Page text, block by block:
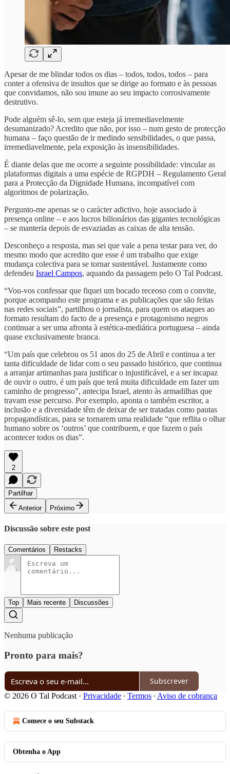
Apesar de me blindar todos os dias – todos, todos, todos – para
conter a ofensiva de insultos que se dirige ao formato e às pessoas
que convidamos, não sou imune ao seu impacto corrosivamente
destrutivo.
Pode alguém sê-lo, sem que esteja já irremediavelmente
desumanizado? Acredito que não, por isso – num gesto de protecção
humana – faço questão de ir medindo sensibilidades, o que passa,
irremediavelmente, pela exposição às insensibilidades.
É diante delas que me ocorre a seguinte possibilidade: vincular as
plataformas digitais a uma espécie de RGPDH – Regulamento Geral
para a Protecção da Dignidade Humana, incompatível com
algoritmos de polarização.
Pergunto-me apenas se o carácter adictivo, hoje associado à
presença online – e aos lucros bilionários das gigantes tecnológicas
– se manteria depois de esvaziadas as caixas de alta tensão.
Desconheço a resposta, mas sei que vale a pena testar para ver, do
mesmo modo que acredito que esse é um trabalho que exige
mudança colectiva para se tornar sustentável. Justamente como
defendeu Israel Campos, aquando da passagem pelo O Tal Podcast.
“Vou-vos confessar que fiquei um bocado receoso com o convite,
porque acompanho este programa e as publicações que são feitas
nas redes sociais”, partilhou o jornalista, para quem os ataques ao
formato resultam do facto de a presença e protagonismo negros
continuar a ser uma afronta à estética-mediática portuguesa – ainda
quase exclusivamente branca.
“Um país que celebrou os 51 anos do 25 de Abril e continua a ter
tanta dificuldade de lidar com o seu passado histórico, que continua
a arranjar artimanhas para justificar o injustificável, e a ser incapaz
de ouvir o outro, é um país que terá muita dificuldade em fazer um
caminho de progresso”, antecipa Israel, atento às armadilhas que
travam esse percurso. Por exemplo, aponta o também escritor, a
inclusão e a diversidade têm de deixar de ser tratadas como pautas
propagandísticas, para se tornarem uma realidade “que reflita o olhar
humano sobre os ‘outros’ que contribuem, e que fazem o país
acontecer todos os dias”.
2
Partilhar
Anterior
Próximo
Discussão sobre este post
Comentários Restacks
Top Mais recente Discussões
Nenhuma publicação
Pronto para mais?
Subscrever
© 2026 O Tal Podcast · Privacidade ∙ Termos ∙ Aviso de cobrança
Comece o seu Substack
Obtenha o App